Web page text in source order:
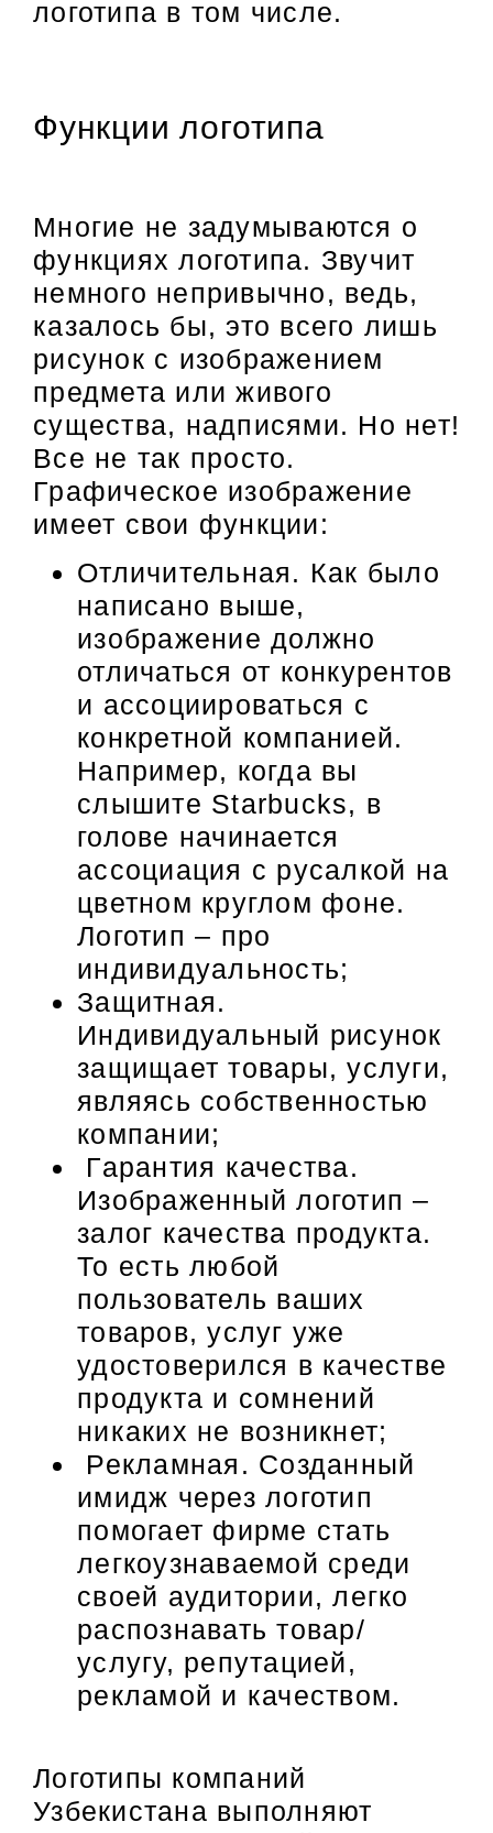
логотипа в том числе.
Функции логотипа
Многие не задумываются о
функциях логотипа. Звучит
немного непривычно, ведь,
казалось бы, это всего лишь
рисунок с изображением
предмета или живого
существа, надписями. Но нет!
Все не так просто.
Графическое изображение
имеет свои функции:
Отличительная. Как было
написано выше,
изображение должно
отличаться от конкурентов
и ассоциироваться с
конкретной компанией.
Например, когда вы
слышите Starbucks, в
голове начинается
ассоциация с русалкой на
цветном круглом фоне.
Логотип – про
индивидуальность;
Защитная.
Индивидуальный рисунок
защищает товары, услуги,
являясь собственностью
компании;
Гарантия качества.
Изображенный логотип –
залог качества продукта.
То есть любой
пользователь ваших
товаров, услуг уже
удостоверился в качестве
продукта и сомнений
никаких не возникнет;
Рекламная. Созданный
имидж через логотип
помогает фирме стать
легкоузнаваемой среди
своей аудитории, легко
распознавать товар/
услугу, репутацией,
рекламой и качеством.
Логотипы компаний
Узбекистана выполняют